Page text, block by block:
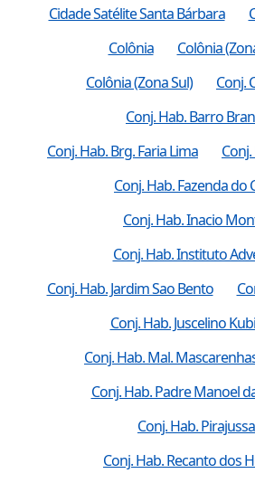
Cidade Satélite Santa Bárbara
Colônia
Colônia
Colônia (Zona Sul)
Conj.
Conj. Hab. Barro
Conj. Hab. Brg. Faria Lima
Conj. Hab. Fazenda do
Conj. Hab. Inacio
Conj. Hab. Instituto
Conj. Hab. Jardim Sao Bento
Conj. Hab. Juscelino
Conj. Hab. Mal.
Conj. Hab. Padre Manoel
Conj. Hab.
Conj. Hab. Recanto dos